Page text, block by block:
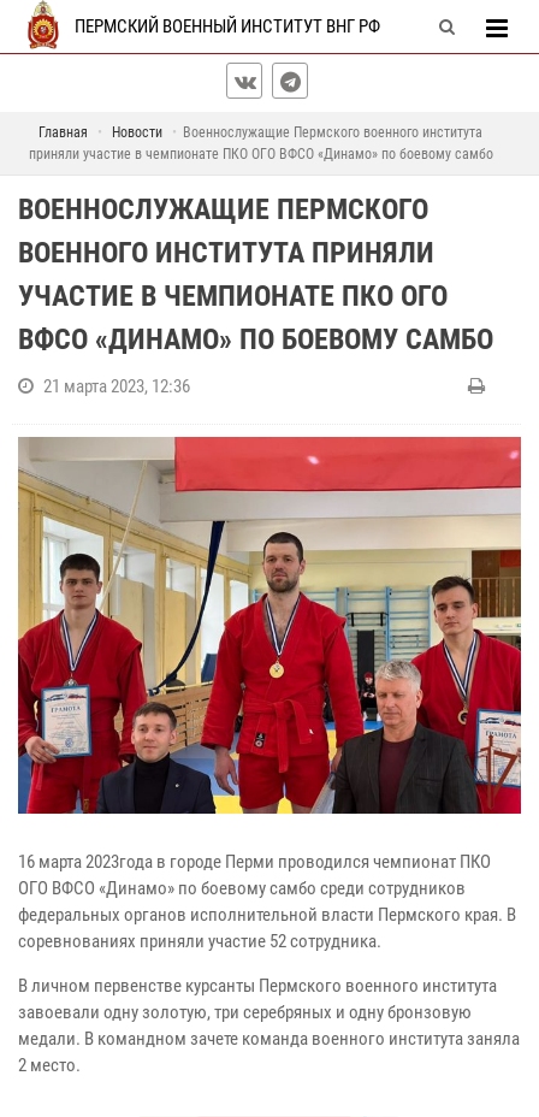
ПЕРМСКИЙ ВОЕННЫЙ ИНСТИТУТ ВНГ РФ
Главная Новости
Военнослужащие Пермского военного института
приняли участие в чемпионате ПКО ОГО ВФСО «Динамо» по боевому самбо
ВОЕННОСЛУЖАЩИЕ ПЕРМСКОГО
ВОЕННОГО ИНСТИТУТА ПРИНЯЛИ
УЧАСТИЕ В ЧЕМПИОНАТЕ ПКО ОГО
ВФСО «ДИНАМО» ПО БОЕВОМУ САМБО
21 марта 2023, 12:36
16 марта 2023года в городе Перми проводился чемпионат ПКО
ОГО ВФСО «Динамо» по боевому самбо среди сотрудников
федеральных органов исполнительной власти Пермского края. В
соревнованиях приняли участие 52 сотрудника.
В личном первенстве курсанты Пермского военного института
завоевали одну золотую, три серебряных и одну бронзовую
медали. В командном зачете команда военного института заняла
2 место.